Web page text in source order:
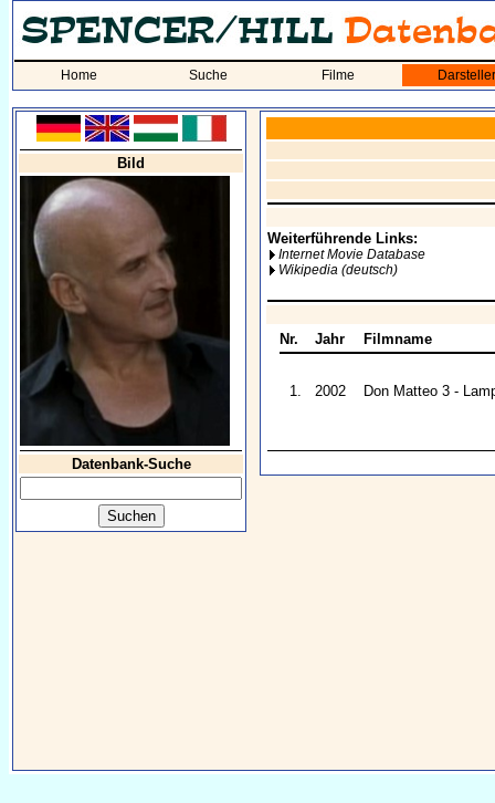
Home Suche Filme Darsteller
Bild
Datenbank-Suche
Weiterführende Links:
Internet Movie Database
Wikipedia (deutsch)
Nr. Jahr Filmname
1. 2002 Don Matteo 3 -